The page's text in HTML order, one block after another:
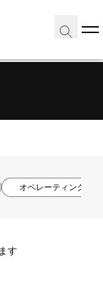
オペレーティング シ
す